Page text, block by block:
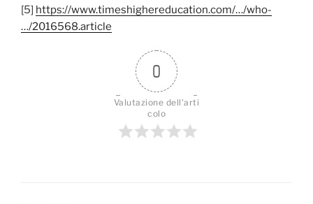
[5] https://www.timeshighereducation.com/…/who-
…/2016568.article
0
Valutazione dell'arti
colo